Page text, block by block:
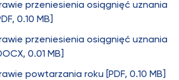
przeniesienia osiągnięć uznania
0.10 MB]
przeniesienia osiągnięć uznania
0.01 MB]
powtarzania roku [PDF, 0.10 MB]